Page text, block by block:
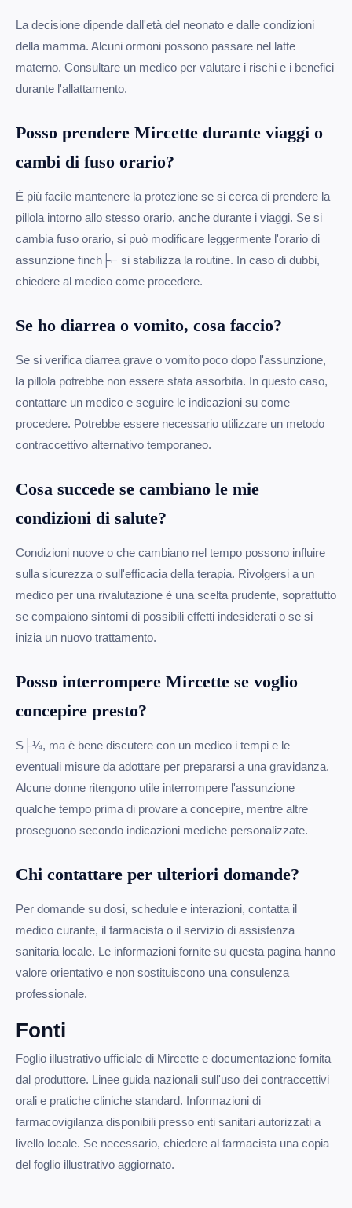
La decisione dipende dall'età del neonato e dalle condizioni
della mamma. Alcuni ormoni possono passare nel latte
materno. Consultare un medico per valutare i rischi e i benefici
durante l'allattamento.
Posso prendere Mircette durante viaggi o
cambi di fuso orario?
È più facile mantenere la protezione se si cerca di prendere la
pillola intorno allo stesso orario, anche durante i viaggi. Se si
cambia fuso orario, si può modificare leggermente l'orario di
assunzione finch├⌐ si stabilizza la routine. In caso di dubbi,
chiedere al medico come procedere.
Se ho diarrea o vomito, cosa faccio?
Se si verifica diarrea grave o vomito poco dopo l'assunzione,
la pillola potrebbe non essere stata assorbita. In questo caso,
contattare un medico e seguire le indicazioni su come
procedere. Potrebbe essere necessario utilizzare un metodo
contraccettivo alternativo temporaneo.
Cosa succede se cambiano le mie
condizioni di salute?
Condizioni nuove o che cambiano nel tempo possono influire
sulla sicurezza o sull'efficacia della terapia. Rivolgersi a un
medico per una rivalutazione è una scelta prudente, soprattutto
se compaiono sintomi di possibili effetti indesiderati o se si
inizia un nuovo trattamento.
Posso interrompere Mircette se voglio
concepire presto?
S├¼, ma è bene discutere con un medico i tempi e le
eventuali misure da adottare per prepararsi a una gravidanza.
Alcune donne ritengono utile interrompere l'assunzione
qualche tempo prima di provare a concepire, mentre altre
proseguono secondo indicazioni mediche personalizzate.
Chi contattare per ulteriori domande?
Per domande su dosi, schedule e interazioni, contatta il
medico curante, il farmacista o il servizio di assistenza
sanitaria locale. Le informazioni fornite su questa pagina hanno
valore orientativo e non sostituiscono una consulenza
professionale.
Fonti
Foglio illustrativo ufficiale di Mircette e documentazione fornita
dal produttore. Linee guida nazionali sull'uso dei contraccettivi
orali e pratiche cliniche standard. Informazioni di
farmacovigilanza disponibili presso enti sanitari autorizzati a
livello locale. Se necessario, chiedere al farmacista una copia
del foglio illustrativo aggiornato.